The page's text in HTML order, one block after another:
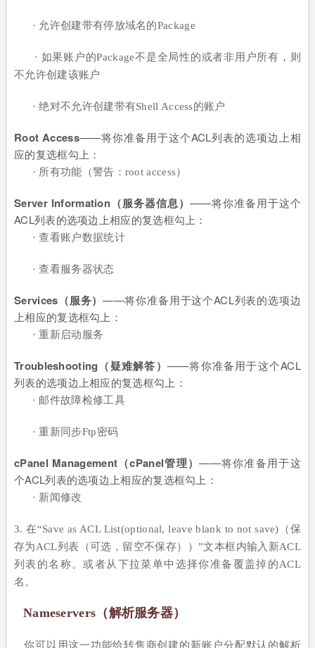
· 允许创建带有停放域名的Package
· 如果账户的Package不是全局性的或者非用户所有，则
不允许创建该账户
· 绝对不允许创建带有Shell Access的账户
Root Access——将你准备用于这个ACL列表的选项边上相
应的复选框勾上：
· 所有功能（警告：root access）
Server Information（服务器信息） ——将你准备用于这个
ACL列表的选项边上相应的复选框勾上：
· 查看账户数据统计
· 查看服务器状态
Services（服务）——将你准备用于这个ACL列表的选项边
上相应的复选框勾上：
· 重新启动服务
Troubleshooting（疑难解答） ——将你准备用于这个ACL
列表的选项边上相应的复选框勾上：
· 邮件故障检修工具
· 重新同步Ftp密码
cPanel Management（cPanel管理）——将你准备用于这
个ACL列表的选项边上相应的复选框勾上：
· 新闻修改
3. 在“Save as ACL List(optional, leave blank to not save)（保
存为ACL列表（可选，留空不保存））”文本框内输入新ACL
列表的名称。或者从下拉菜单中选择你准备覆盖掉的ACL
名。
Nameservers（解析服务器）
你可以用这一功能给转售商创建的新账户分配默认的解析